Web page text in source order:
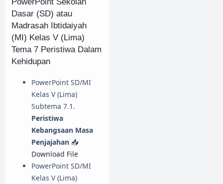
Dasar (SD) atau
Madrasah Ibtidaiyah
(MI) Kelas V (Lima)
Tema 7 Peristiwa Dalam
Kehidupan
PowerPoint SD/MI
Kelas V (Lima)
Subtema 7.1.
Peristiwa
Kebangsaan Masa
Penjajahan 📥
Download File
PowerPoint SD/MI
Kelas V (Lima)